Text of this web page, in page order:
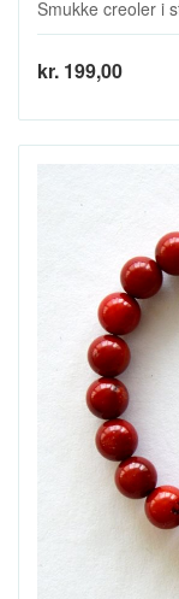
Smukke creoler i
kr. 199,00